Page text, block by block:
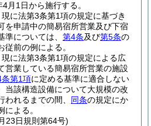
月1日から施行する。
に法第3条第1項の規定に基づき
を申請中の簡易宿所営業及び下宿
については、 第4条及び第5条の
前の例による。
に法第3条第1項の規定による広
営業している簡易宿所営業の施設
条第1項に定める基準に適合しない
当該構造設備について大規模の改
れるまでの間、 同条の規定にか
よる。
23日規則第64号)